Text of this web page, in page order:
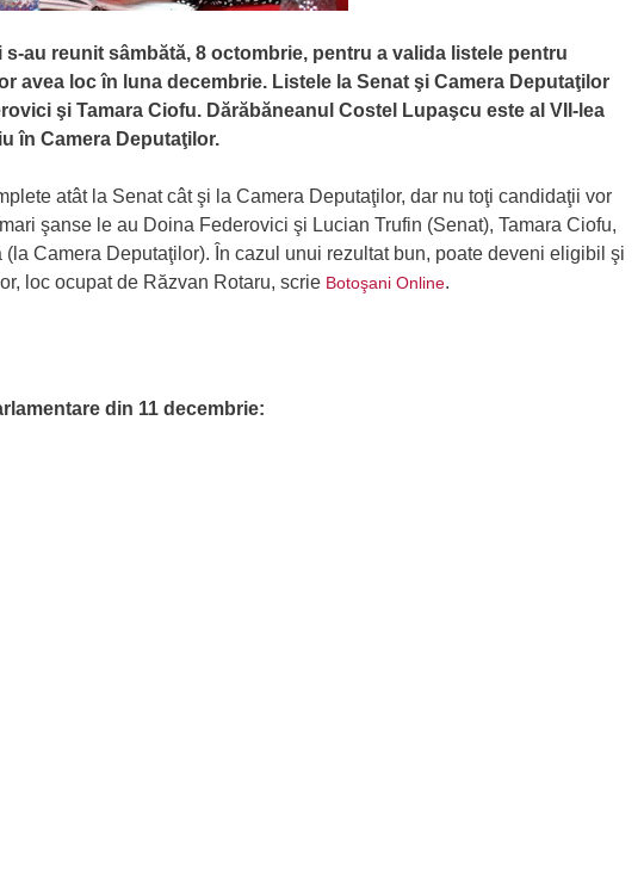
au reunit sâmbătă, 8 octombrie, pentru a valida listele pentru
avea loc în luna decembrie. Listele la Senat şi Camera Deputaţilor
şi Tamara Ciofu. Dărăbăneanul Costel Lupaşcu este al VII-lea
în Camera Deputaţilor.
atât la Senat cât şi la Camera Deputaţilor, dar nu toţi candidaţii vor
şanse le au Doina Federovici şi Lucian Trufin (Senat), Tamara Ciofu,
Camera Deputaţilor). În cazul unui rezultat bun, poate deveni eligibil şi
loc ocupat de Răzvan Rotaru, scrie Botoşani Online.
din 11 decembrie: